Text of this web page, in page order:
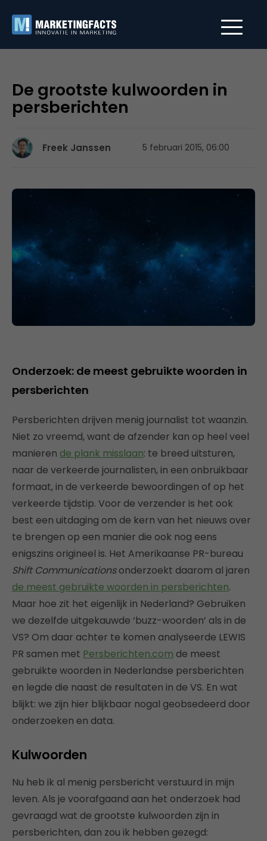
De grootste kulwoorden in
persberichten
Freek Janssen 5 februari 2015, 06:00
Onderzoek: de meest gebruikte woorden in
persberichten
Persberichten drijven menig journalist tot waanzin.
Niet zo vreemd, want de afzender kan op heel veel
manieren de plank misslaan: te breed uitsturen,
naar de verkeerde journalisten, in een onbruikbaar
formaat, in de verkeerde bewoordingen of op het
verkeerde tijdstip. Voor de verzender is het ook
best een uitdaging om de kern van het nieuws over
te brengen op een manier die ook nog eens
enigszins origineel is. Het Amerikaanse PR-bureau
Shift Communicationsonderzoekt daarom al jaren
de meest gebruikte woorden in persberichten.
Maar hoe zit het eigenlijk in Nederland? Gebruiken
we dezelfde uitgekauwde ‘buzz-woorden’ als in de
VS? Om daar achter te komen analyseerde LEWIS
PR samen met Persberichten.com de meest
gebruikte woorden in Nederlandse persberichten
en legde die naast de resultaten in de VS. En wat
blijkt: we zijn hier blijkbaar nogal geobsedeerd door
onderzoeken en data.
Kulwoorden
Nu heb ik al menig persbericht verstuurd in mijn
leven. Als je voorafgaand aan het onderzoek had
gevraagd wat de grootste kulwoorden zijn in
persberichten, dan zou ik hebben gezegd: